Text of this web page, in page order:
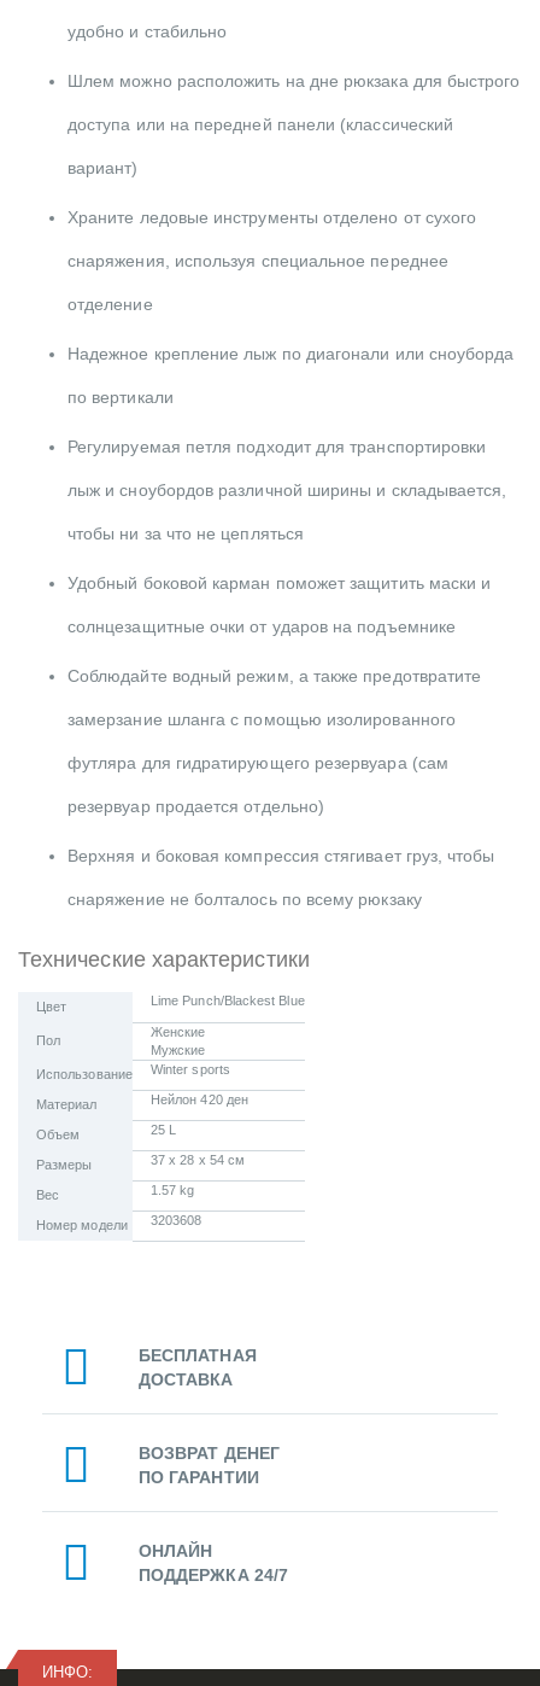
удобно и стабильно
Шлем можно расположить на дне рюкзака для быстрого
доступа или на передней панели (классический
вариант)
Храните ледовые инструменты отделено от сухого
снаряжения, используя специальное переднее
отделение
Надежное крепление лыж по диагонали или сноуборда
по вертикали
Регулируемая петля подходит для транспортировки
лыж и сноубордов различной ширины и складывается,
чтобы ни за что не цепляться
Удобный боковой карман поможет защитить маски и
солнцезащитные очки от ударов на подъемнике
Соблюдайте водный режим, а также предотвратите
замерзание шланга с помощью изолированного
футляра для гидратирующего резервуара (сам
резервуар продается отдельно)
Верхняя и боковая компрессия стягивает груз, чтобы
снаряжение не болталось по всему рюкзаку
Технические характеристики
Цвет Lime Punch/Blackest Blue
Пол
Женские
Мужские
Использование
Winter sports
Материал Нейлон 420 ден
Объем 25 L
Размеры 37 x 28 x 54 см
Вес 1.57 kg
Номер модели 3203608
БЕСПЛАТНАЯ
ДОСТАВКА
ВОЗВРАТ ДЕНЕГ
ПО ГАРАНТИИ
ОНЛАЙН
ПОДДЕРЖКА 24/7
ИНФО: